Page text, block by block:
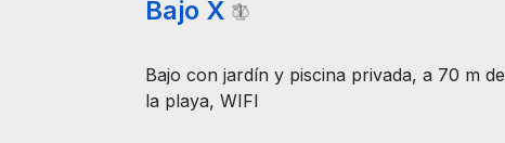
Bajo X
Bajo con jardín y piscina privada, a 70 m de
la playa, WIFI